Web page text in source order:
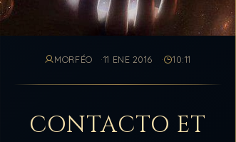
MORFÉO 11 ENE 2016 10:11
CONTACTO ET